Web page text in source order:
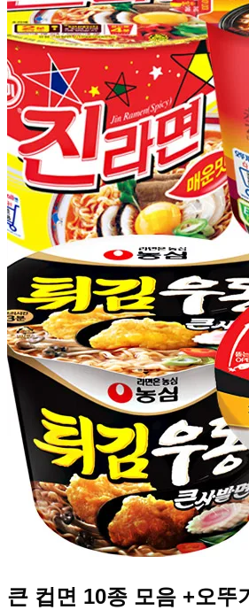
큰 컵면 10종 모음 +오뚜